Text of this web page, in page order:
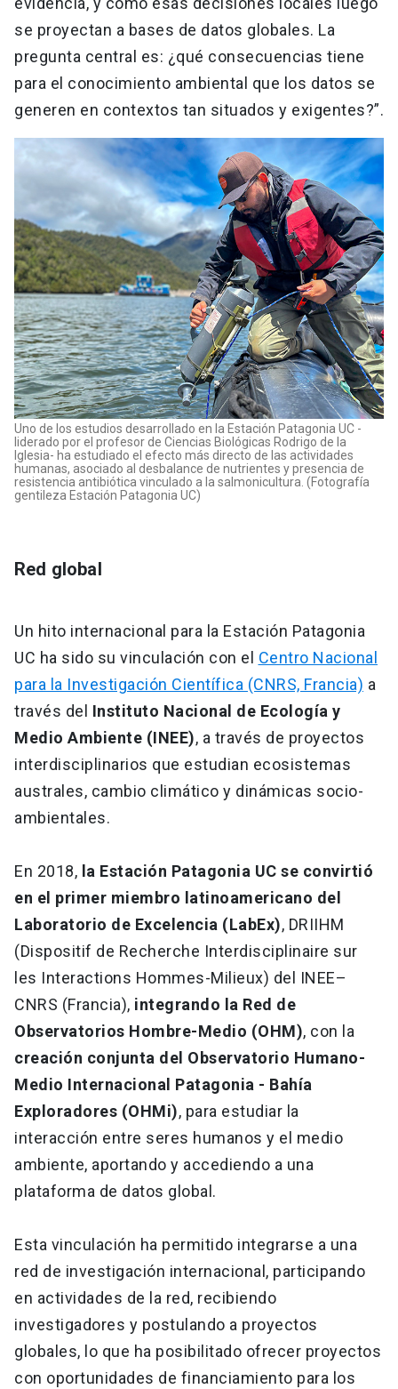
se proyectan a bases de datos globales. La
pregunta central es: ¿qué consecuencias tiene
para el conocimiento ambiental que los datos se
generen en contextos tan situados y exigentes?”.
Uno de los estudios desarrollado en la Estación Patagonia UC -
liderado por el profesor de Ciencias Biológicas Rodrigo de la
Iglesia- ha estudiado el efecto más directo de las actividades
humanas, asociado al desbalance de nutrientes y presencia de
resistencia antibiótica vinculado a la salmonicultura. (Fotografía
gentileza Estación Patagonia UC)
Red global
Un hito internacional para la Estación Patagonia
UC ha sido su vinculación con el Centro Nacional
para la Investigación Científica (CNRS, Francia) a
través del Instituto Nacional de Ecología y
Medio Ambiente (INEE), a través de proyectos
interdisciplinarios que estudian ecosistemas
australes, cambio climático y dinámicas socio-
ambientales.
En 2018, la Estación Patagonia UC se convirtió
en el primer miembro latinoamericano del
Laboratorio de Excelencia (LabEx), DRIIHM
(Dispositif de Recherche Interdisciplinaire sur
les Interactions Hommes-Milieux) del INEE–
CNRS (Francia), integrando la Red de
Observatorios Hombre-Medio (OHM), con la
creación conjunta del Observatorio Humano-
Medio Internacional Patagonia - Bahía
Exploradores (OHMi), para estudiar la
interacción entre seres humanos y el medio
ambiente, aportando y accediendo a una
plataforma de datos global.
Esta vinculación ha permitido integrarse a una
red de investigación internacional, participando
en actividades de la red, recibiendo
investigadores y postulando a proyectos
globales, lo que ha posibilitado ofrecer proyectos
con oportunidades de financiamiento para los